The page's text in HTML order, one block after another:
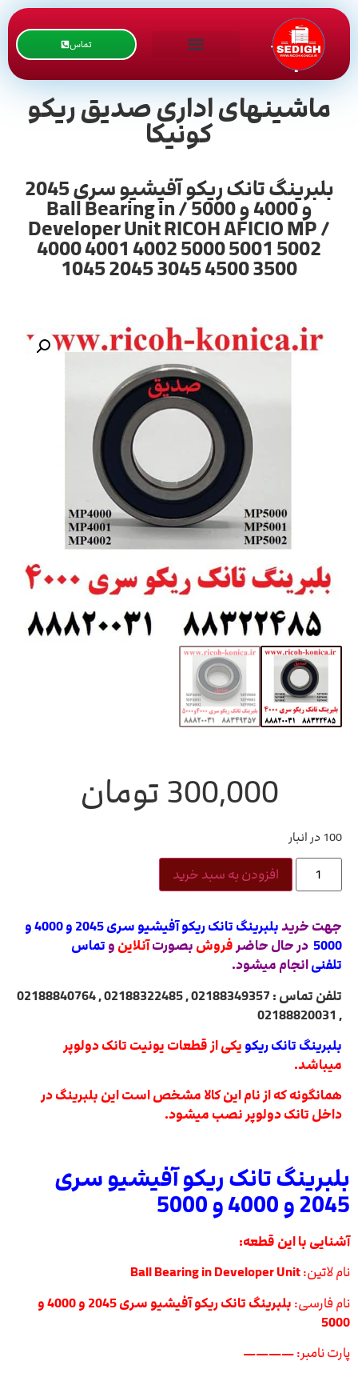
تماس
ماشینهای اداری صدیق ریکو
کونیکا
بلبرینگ تانک ریکو آفیشیو سری 2045
و 4000 و 5000 / Ball Bearing in
Developer Unit RICOH AFICIO MP /
4000 4001 4002 5000 5001 5002
1045 2045 3045 4500 3500
300,000 تومان
100 در انبار
افزودن به سبد خرید
جهت خرید
بلبرینگ تانک ریکو آفیشیو سری 2045 و 4000 و
5000 در حال حاضرفروش بصورتآنلاین و تماس
تلفنیانجام میشود.
تلفن تماس : 02188349357 , 02188322485 , 02188840764
, 02188820031
بلبرینگ تانک ریکو یکی از قطعات یونیت تانک دولوپر
میباشد.
همانگونه که از نام این کالا مشخص است این بلبرینگ در
داخل تانک دولوپر نصب میشود.
بلبرینگ تانک ریکو آفیشیو سری
2045 و 4000 و 5000
آشنایی با این قطعه:
نام لاتین:Ball Bearing in Developer Unit
نام فارسی:
بلبرینگ تانک ریکو آفیشیو سری 2045 و 4000 و
5000
پارت نامبر:————